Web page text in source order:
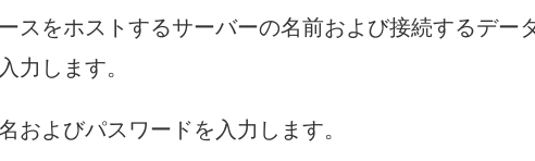
ン
開
スをホストするサーバーの名前および接続するデー
力します。
およびパスワードを入力します。